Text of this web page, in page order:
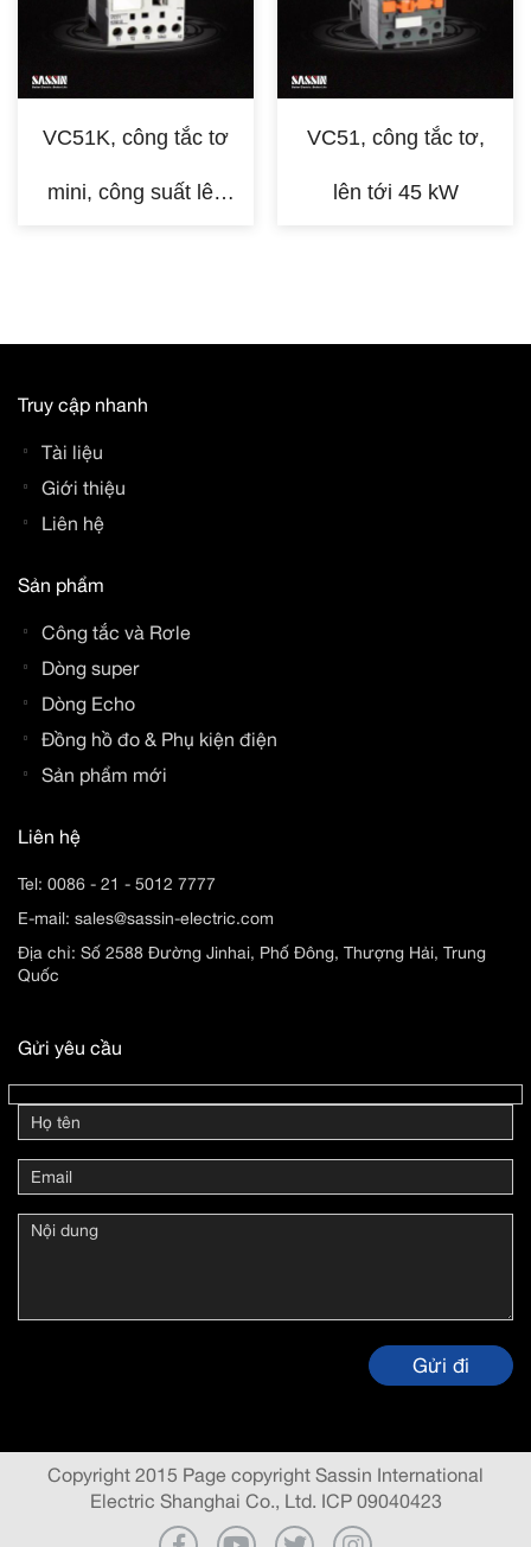
VC51K, công tắc tơ
mini, công suất lên
VC51, công tắc tơ,
lên tới 45 kW
Truy cập nhanh
Tài liệu
Giới thiệu
Liên hệ
Sản phẩm
Công tắc và Rơle
Dòng super
Dòng Echo
Đồng hồ đo & Phụ kiện điện
Sản phẩm mới
Liên hệ
Tel: 0086 - 21 - 5012 7777
E-mail: sales@sassin-electric.com
Địa chỉ: Số 2588 Đường Jinhai, Phố Đông, Thượng Hải, Trung
Quốc
Gửi yêu cầu
Copyright 2015 Page copyright Sassin International
Electric Shanghai Co., Ltd. ICP 09040423